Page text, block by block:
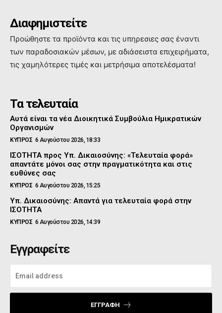
Διαφημιστείτε
Προώθηστε τα προϊόντα και τις υπηρεσιες σας έναντι
των παραδοσιακών μέσων, με αδιάσειστα επιχειρήματα,
τις χαμηλότερες τιμές και μετρήσιμα αποτελέσματα!
Τα τελευταία
Αυτά είναι τα νέα Διοικητικά Συμβούλια Ημικρατικών
Οργανισμών
ΚΥΠΡΟΣ 6 Αυγούστου 2026, 18:33
ΙΣΟΤΗΤΑ προς Υπ. Δικαιοσύνης: «Τελευταία φορά»
απαντάτε μόνοι σας στην πραγματικότητα και στις
ευθύνες σας
ΚΥΠΡΟΣ 6 Αυγούστου 2026, 15:25
Υπ. Δικαιοσύνης: Απαντά για τελευταία φορά στην
ΙΣΟΤΗΤΑ
ΚΥΠΡΟΣ 6 Αυγούστου 2026, 14:39
Εγγραφείτε
ΕΓΓΡΑΦΉ